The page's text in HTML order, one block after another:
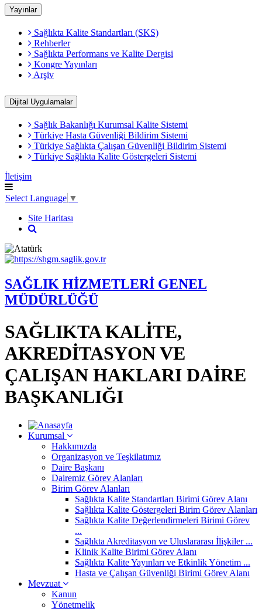
Yayınlar
Sağlıkta Kalite Standartları (SKS)
Rehberler
Sağlıkta Performans ve Kalite Dergisi
Kongre Yayınları
Arşiv
Dijital Uygulamalar
Sağlık Bakanlığı Kurumsal Kalite Sistemi
​Türkiye Hasta Güvenliği Bildirim Sistemi
Türkiye Sağlıkta Çalışan Güvenliği Bildirim Sistemi
Türkiye Sağlıkta Kalite Göstergeleri Sistemi
İletişim
Select Language ▼
Site Haritası
SAĞLIK HİZMETLERİ GENEL
MÜDÜRLÜĞÜ
SAĞLIKTA KALİTE,
AKREDİTASYON VE
ÇALIŞAN HAKLARI DAİRE
BAŞKANLIĞI
Kurumsal
Hakkımızda
Organizasyon ve Teşkilatımız
Daire Başkanı
Dairemiz Görev Alanları
Birim Görev Alanları
Sağlıkta Kalite Standartları Birimi Görev Alanı
Sağlıkta Kalite Göstergeleri Birim Görev Alanları
Sağlıkta Kalite Değerlendirmeleri Birimi Görev
...
Sağlıkta Akreditasyon ve Uluslararası İlişkiler ...
Klinik Kalite Birimi Görev Alanı
Sağlıkta Kalite Yayınları ve Etkinlik Yönetim ...
Hasta ve Çalışan Güvenliği Birimi Görev Alanı
Mevzuat
Kanun
Yönetmelik